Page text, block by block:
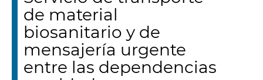
de material
biosanitario y de
mensajería urgente
entre las dependencias